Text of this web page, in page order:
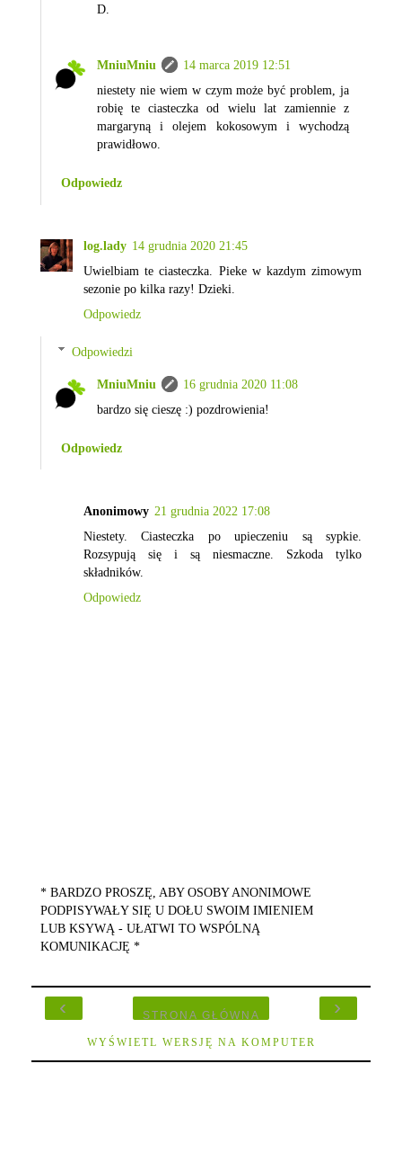
D.
MniuMniu
14 marca 2019 12:51
niestety nie wiem w czym może być problem, ja
robię te ciasteczka od wielu lat zamiennie z
margaryną i olejem kokosowym i wychodzą
prawidłowo.
Odpowiedz
log.lady 14 grudnia 2020 21:45
Uwielbiam te ciasteczka. Pieke w kazdym zimowym
sezonie po kilka razy! Dzieki.
Odpowiedz
Odpowiedzi
MniuMniu
16 grudnia 2020 11:08
bardzo się cieszę :) pozdrowienia!
Odpowiedz
Anonimowy 21 grudnia 2022 17:08
Niestety. Ciasteczka po upieczeniu są sypkie.
Rozsypują się i są niesmaczne. Szkoda tylko
składników.
Odpowiedz
* BARDZO PROSZĘ, ABY OSOBY ANONIMOWE
PODPISYWAŁY SIĘ U DOŁU SWOIM IMIENIEM
LUB KSYWĄ - UŁATWI TO WSPÓLNĄ
KOMUNIKACJĘ *
‹ ›
STRONA GŁÓWNA
WYŚWIETL WERSJĘ NA KOMPUTER